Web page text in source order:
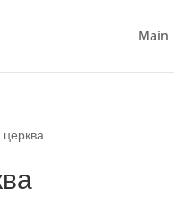
Main